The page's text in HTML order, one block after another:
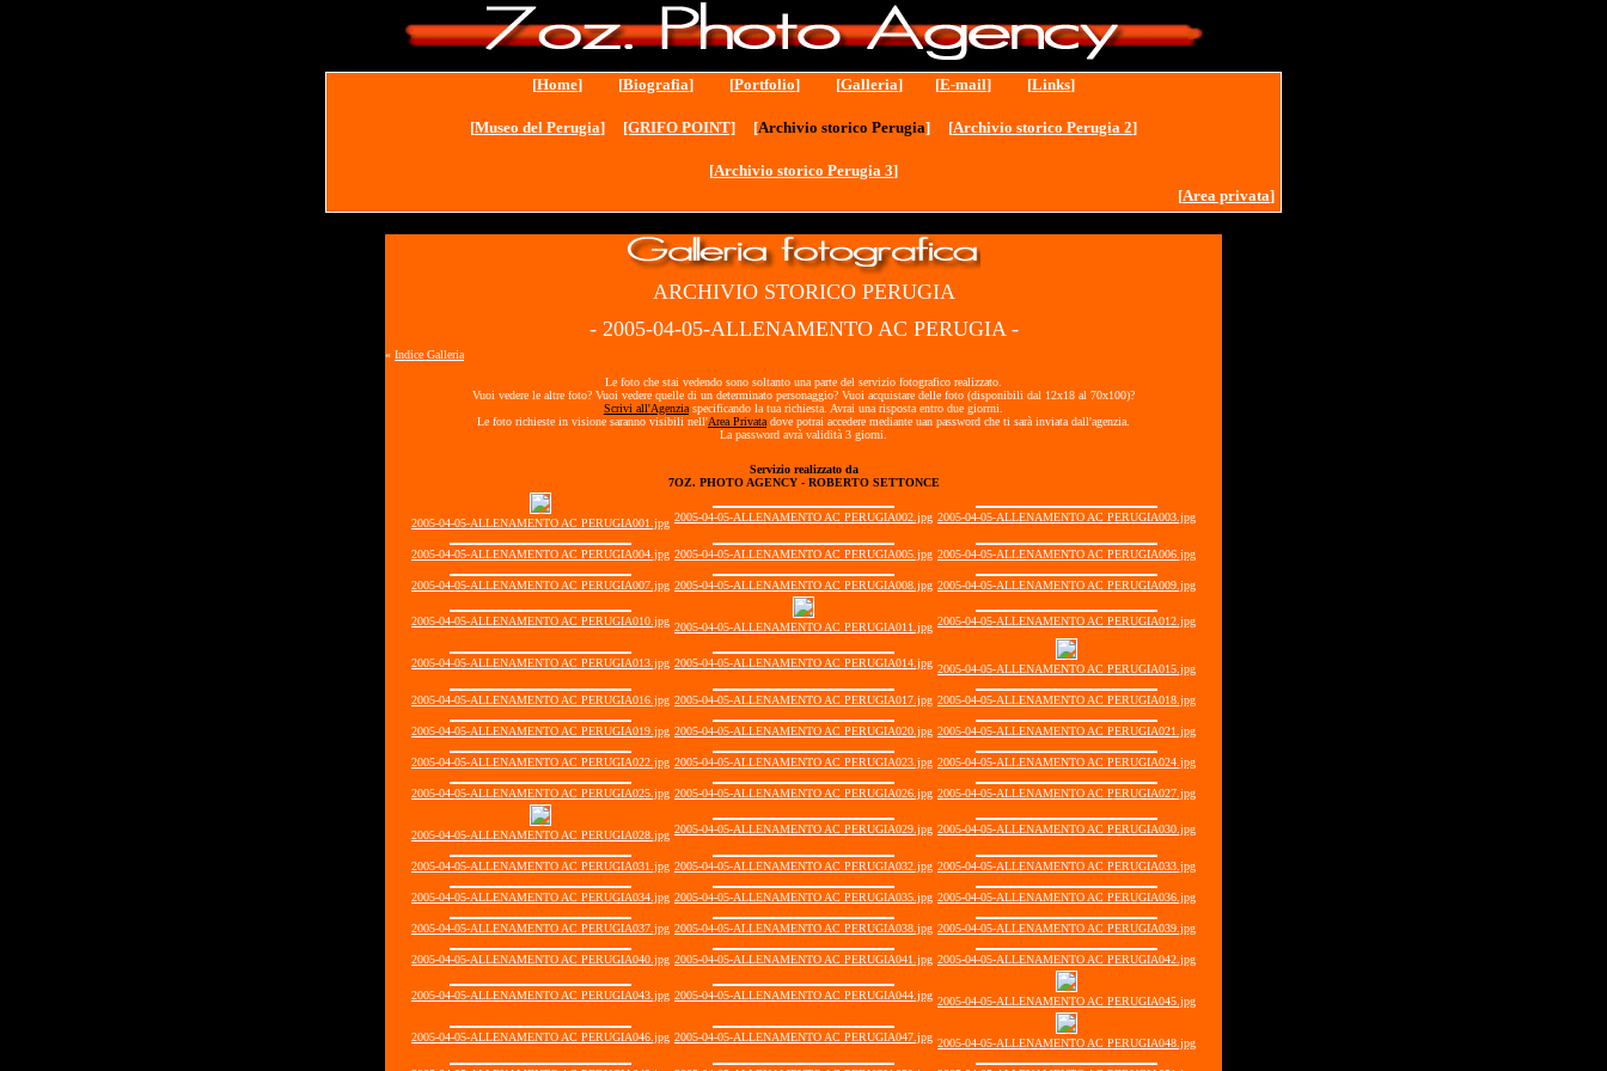
[Home] [Biografia] [Portfolio] [Galleria] [E-mail] [Links]
[Museo del Perugia] [GRIFO POINT] [Archivio storico Perugia] [Archivio storico Perugia 2]
[Archivio storico Perugia 3]
[Area privata]
ARCHIVIO STORICO PERUGIA
- 2005-04-05-ALLENAMENTO AC PERUGIA -
« Indice Galleria
Le foto che stai vedendo sono soltanto una parte del servizio fotografico realizzato.
Vuoi vedere le altre foto? Vuoi vedere quelle di un determinato personaggio? Vuoi acquistare delle foto (disponibili dal 12x18 al 70x100)?
Scrivi all'Agenzia specificando la tua richiesta. Avrai una risposta entro due giorrni.
Le foto richieste in visione saranno visibili nell'Area Privata dove potrai accedere mediante uan password che ti sarà inviata dall'agenzia.
La password avrà validità 3 giorni.
Servizio realizzato da
7OZ. PHOTO AGENCY - ROBERTO SETTONCE
2005-04-05-ALLENAMENTO AC PERUGIA001.jpg 2005-04-05-ALLENAMENTO AC PERUGIA002.jpg 2005-04-05-ALLENAMENTO AC PERUGIA003.jpg
2005-04-05-ALLENAMENTO AC PERUGIA004.jpg 2005-04-05-ALLENAMENTO AC PERUGIA005.jpg 2005-04-05-ALLENAMENTO AC PERUGIA006.jpg
2005-04-05-ALLENAMENTO AC PERUGIA007.jpg 2005-04-05-ALLENAMENTO AC PERUGIA008.jpg 2005-04-05-ALLENAMENTO AC PERUGIA009.jpg
2005-04-05-ALLENAMENTO AC PERUGIA010.jpg 2005-04-05-ALLENAMENTO AC PERUGIA011.jpg 2005-04-05-ALLENAMENTO AC PERUGIA012.jpg
2005-04-05-ALLENAMENTO AC PERUGIA013.jpg 2005-04-05-ALLENAMENTO AC PERUGIA014.jpg 2005-04-05-ALLENAMENTO AC PERUGIA015.jpg
2005-04-05-ALLENAMENTO AC PERUGIA016.jpg 2005-04-05-ALLENAMENTO AC PERUGIA017.jpg 2005-04-05-ALLENAMENTO AC PERUGIA018.jpg
2005-04-05-ALLENAMENTO AC PERUGIA019.jpg 2005-04-05-ALLENAMENTO AC PERUGIA020.jpg 2005-04-05-ALLENAMENTO AC PERUGIA021.jpg
2005-04-05-ALLENAMENTO AC PERUGIA022.jpg 2005-04-05-ALLENAMENTO AC PERUGIA023.jpg 2005-04-05-ALLENAMENTO AC PERUGIA024.jpg
2005-04-05-ALLENAMENTO AC PERUGIA025.jpg 2005-04-05-ALLENAMENTO AC PERUGIA026.jpg 2005-04-05-ALLENAMENTO AC PERUGIA027.jpg
2005-04-05-ALLENAMENTO AC PERUGIA028.jpg 2005-04-05-ALLENAMENTO AC PERUGIA029.jpg 2005-04-05-ALLENAMENTO AC PERUGIA030.jpg
2005-04-05-ALLENAMENTO AC PERUGIA031.jpg 2005-04-05-ALLENAMENTO AC PERUGIA032.jpg 2005-04-05-ALLENAMENTO AC PERUGIA033.jpg
2005-04-05-ALLENAMENTO AC PERUGIA034.jpg 2005-04-05-ALLENAMENTO AC PERUGIA035.jpg 2005-04-05-ALLENAMENTO AC PERUGIA036.jpg
2005-04-05-ALLENAMENTO AC PERUGIA037.jpg 2005-04-05-ALLENAMENTO AC PERUGIA038.jpg 2005-04-05-ALLENAMENTO AC PERUGIA039.jpg
2005-04-05-ALLENAMENTO AC PERUGIA040.jpg 2005-04-05-ALLENAMENTO AC PERUGIA041.jpg 2005-04-05-ALLENAMENTO AC PERUGIA042.jpg
2005-04-05-ALLENAMENTO AC PERUGIA043.jpg 2005-04-05-ALLENAMENTO AC PERUGIA044.jpg 2005-04-05-ALLENAMENTO AC PERUGIA045.jpg
2005-04-05-ALLENAMENTO AC PERUGIA046.jpg 2005-04-05-ALLENAMENTO AC PERUGIA047.jpg 2005-04-05-ALLENAMENTO AC PERUGIA048.jpg